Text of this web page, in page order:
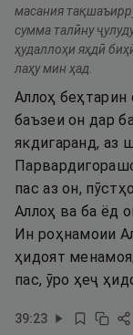
масания
сумма талӣну
ҳудаллоҳи яҳдӣ
лаҳу мин ҳад.
Аллоҳ беҳтарин
баъзеи он дар
якдигаранд, аз
пас аз он,
Аллоҳ ва ба ёд
Ин роҳнамоии
ҳидоят
пас, ӯро ҳеҷ
39:23